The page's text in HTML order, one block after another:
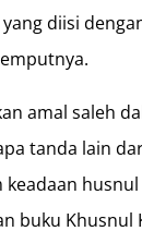
diisi
amal saleh
tanda lain
keadaan
buku Khusnul